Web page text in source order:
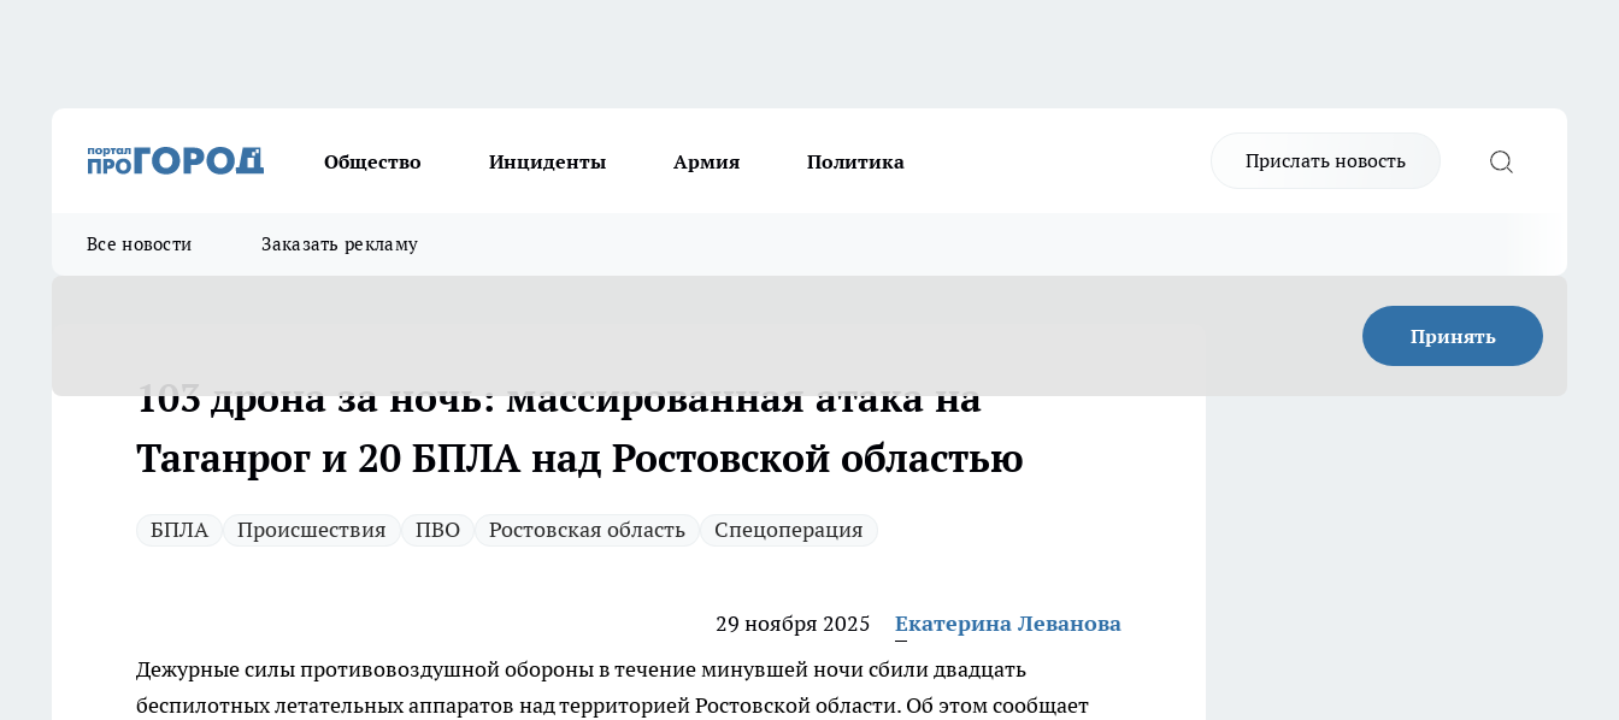
Общество Инциденты Армия Политика Прислать новость
Все новости Заказать рекламу
Принять
103 дрона за ночь: массированная атака на
Таганрог и 20 БПЛА над Ростовской областью
БПЛА Происшествия ПВО Ростовская область Спецоперация
29 ноября 2025
Екатерина Леванова
Дежурные силы противовоздушной обороны в течение минувшей ночи сбили двадцать
беспилотных летательных аппаратов над территорией Ростовской области. Об этом сообщает